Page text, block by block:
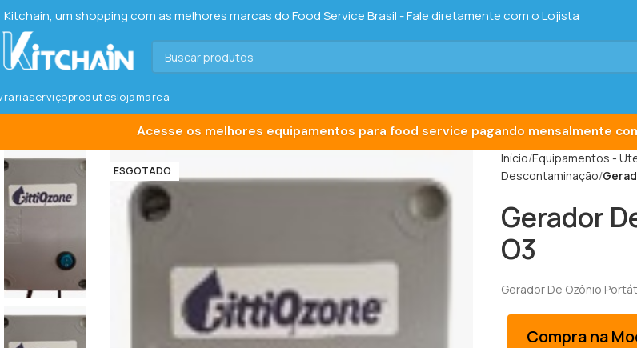
Kitchain, um shopping com as melhores marcas do Food Service Brasil - Fale diretamente com o Lojista
serviçoprodutoslojamarca
ESGOTADO
Início Equipamentos -
Descontaminação
Gerador
O3
Gerador De Ozônio
Compra na
Acesse os melhores equipamentos para food service pagando mensalmente